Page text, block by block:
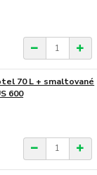
70 L + smaltované
600